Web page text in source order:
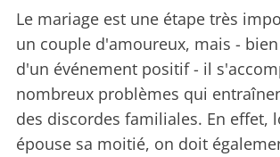
Le mariage est une étape très
un couple d'amoureux, mais -
d'un événement positif - il
nombreux problèmes qui
des discordes familiales. En effet,
épouse sa moitié, on doit